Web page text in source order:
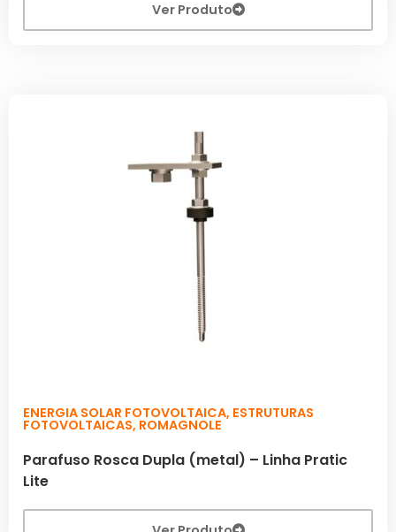
Ver Produto
ENERGIA SOLAR FOTOVOLTAICA, ESTRUTURAS
FOTOVOLTAICAS, ROMAGNOLE
Parafuso Rosca Dupla (metal) – Linha Pratic
Lite